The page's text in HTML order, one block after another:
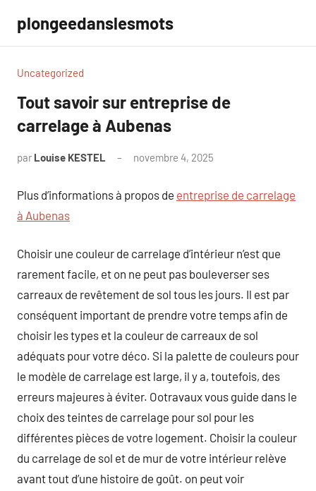
contenu
plongeedanslesmots
Uncategorized
Tout savoir sur entreprise de
carrelage à Aubenas
par Louise KESTEL novembre 4, 2025
Plus d’informations à propos de entreprise de carrelage
à Aubenas
Choisir une couleur de carrelage d’intérieur n’est que
rarement facile, et on ne peut pas bouleverser ses
carreaux de revêtement de sol tous les jours. Il est par
conséquent important de prendre votre temps afin de
choisir les types et la couleur de carreaux de sol
adéquats pour votre déco. Si la palette de couleurs pour
le modèle de carrelage est large, il y a, toutefois, des
erreurs majeures à éviter. Ootravaux vous guide dans le
choix des teintes de carrelage pour sol pour les
différentes pièces de votre logement. Choisir la couleur
du carrelage de sol et de mur de votre intérieur relève
avant tout d’une histoire de goût. on peut voir